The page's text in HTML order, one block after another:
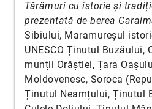
Tărâmuri cu istorie și
prezentată de berea
Sibiului, Maramureșul
UNESCO Ținutul Buzăului,
munții Orăștiei, Țara
Moldovenesc, Soroca
Ținutul Neamțului, Ținutul